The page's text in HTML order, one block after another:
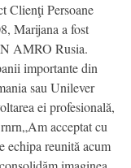
Clienţi Persoane
Marijana a fost
AMRO Rusia.
importante din
sau Unilever
ei profesională,
acceptat cu
echipa reunită acum